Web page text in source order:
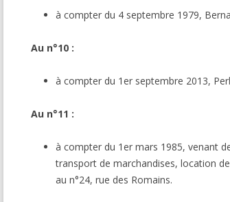
à compter du 4 septembre 1979,
Au n°10 :
à compter du 1er septembre 2013,
Au n°11 :
à compter du 1er mars 1985, venant
transport de marchandises, location
au n°24, rue des Romains.